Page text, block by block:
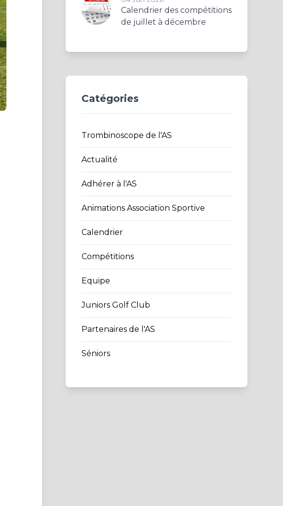
Calendrier des compétitions
de juillet à décembre
Catégories
Trombinoscope de l'AS
Actualité
Adhérer à l'AS
Animations Association Sportive
Calendrier
Compétitions
Equipe
Juniors Golf Club
Partenaires de l'AS
Séniors